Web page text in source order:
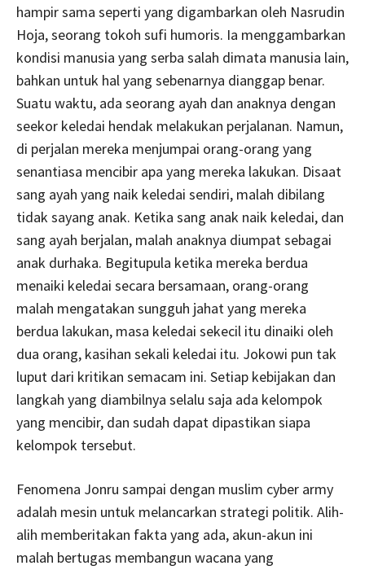
hampir sama seperti yang digambarkan oleh Nasrudin
Hoja, seorang tokoh sufi humoris. Ia menggambarkan
kondisi manusia yang serba salah dimata manusia lain,
bahkan untuk hal yang sebenarnya dianggap benar.
Suatu waktu, ada seorang ayah dan anaknya dengan
seekor keledai hendak melakukan perjalanan. Namun,
di perjalan mereka menjumpai orang-orang yang
senantiasa mencibir apa yang mereka lakukan. Disaat
sang ayah yang naik keledai sendiri, malah dibilang
tidak sayang anak. Ketika sang anak naik keledai, dan
sang ayah berjalan, malah anaknya diumpat sebagai
anak durhaka. Begitupula ketika mereka berdua
menaiki keledai secara bersamaan, orang-orang
malah mengatakan sungguh jahat yang mereka
berdua lakukan, masa keledai sekecil itu dinaiki oleh
dua orang, kasihan sekali keledai itu. Jokowi pun tak
luput dari kritikan semacam ini. Setiap kebijakan dan
langkah yang diambilnya selalu saja ada kelompok
yang mencibir, dan sudah dapat dipastikan siapa
kelompok tersebut.
Fenomena Jonru sampai dengan muslim cyber army
adalah mesin untuk melancarkan strategi politik. Alih-
alih memberitakan fakta yang ada, akun-akun ini
malah bertugas membangun wacana yang